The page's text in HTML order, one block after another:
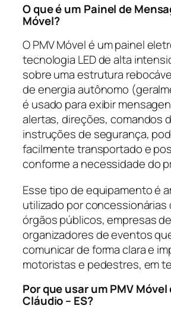
O que é um Painel de
Móvel?
O PMV Móvel é um painel
tecnologia LED de alta
sobre uma estrutura
de energia autônomo
é usado para exibir
alertas, direções, comandos
instruções de segurança,
facilmente transportado e
conforme a necessidade do
Esse tipo de equipamento é
utilizado por concessionárias
órgãos públicos, empresas
organizadores de eventos
comunicar de forma clara e
motoristas e pedestres, em
Por que usar um PMV
Cláudio – ES?